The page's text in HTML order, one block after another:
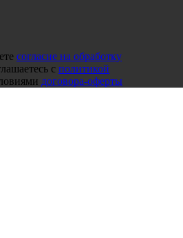
согласие на обработку
c политикой
договора-оферты